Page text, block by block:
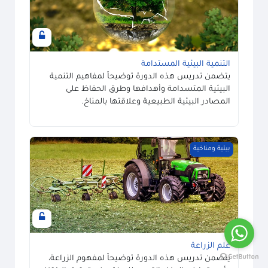
التنمية البيئية المستدامة
يتضمن تدريس هذه الدورة توضيحاً لمفاهيم التنمية
البيئية المتسدامة وأهدافها وطرق الحفاظ على
المصادر البيئية الطبيعية وعلاقتها بالمناخ.
صورة المساق علم الزراعة
بيئية ومناخية
علم الزراعة
يتضمن تدريس هذه الدورة توضيحاً لمفهوم الزراعة،